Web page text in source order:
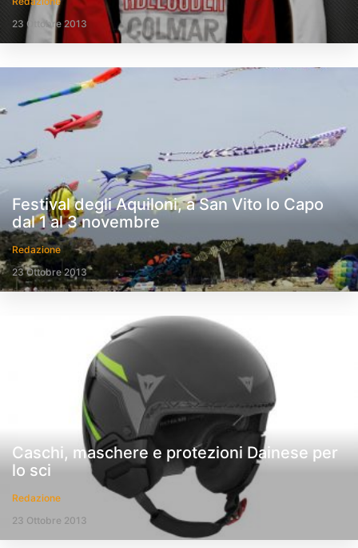
23 Ottobre 2013
Festival degli Aquiloni, a San Vito lo Capo
dal 1 al 3 novembre
Redazione
23 Ottobre 2013
Caschi, maschere e protezioni Dainese per
lo sci
Redazione
23 Ottobre 2013